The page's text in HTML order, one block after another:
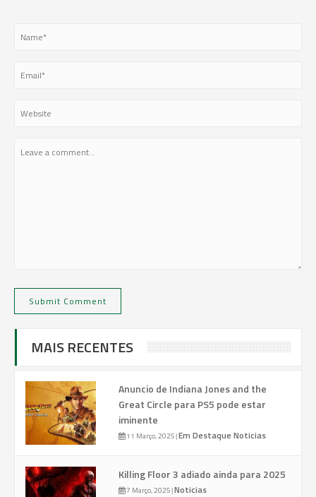
MAIS RECENTES
Anuncio de Indiana Jones and the
Great Circle para PS5 pode estar
iminente
11 Março, 2025|Em Destaque Noticias
Killing Floor 3 adiado ainda para 2025
7 Março, 2025|Noticias